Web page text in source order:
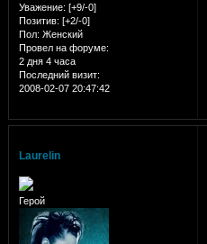
Уважение: [+9/-0]
Позитив: [+2/-0]
Пол: Женский
Провел на форуме:
2 дня 4 часа
Последний визит:
2008-02-07 20:47:42
Laurelin
Герой